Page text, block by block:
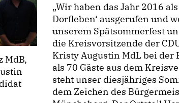
MdB,
Wir haben das Jahr 2016
Dorfleben‘ ausgerufen und
unserem Spätsommerfest
die Kreisvorsitzende der
Kristy Augustin MdL bei der
als 70 Gäste aus dem
steht unser diesjähriges
dem Zeichen des